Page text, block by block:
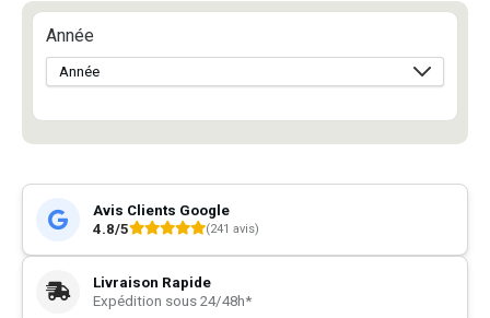
Année
Avis Clients Google
4.8/5
(241 avis)
Livraison Rapide
Expédition sous 24/48h*